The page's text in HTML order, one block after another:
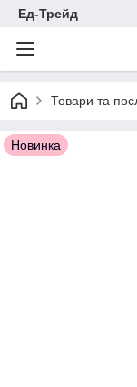
Ед-Трейд
Товари та
Новинка